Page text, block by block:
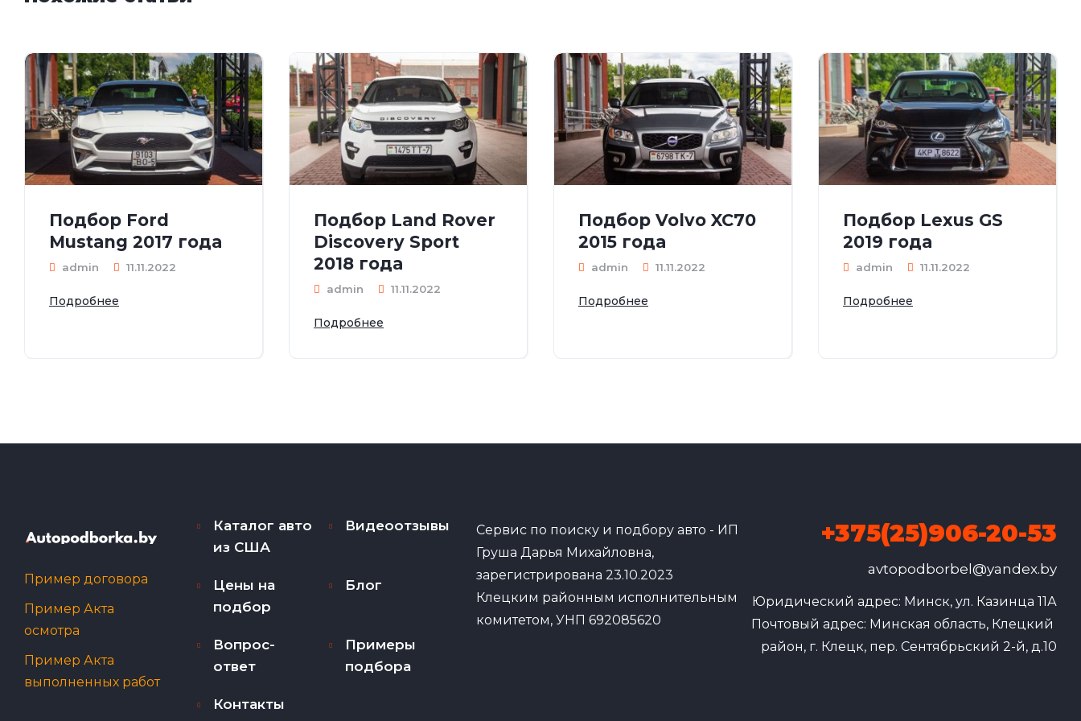
Подбор Ford
Mustang 2017 года
admin 11.11.2022
Подробнее
Подбор Land Rover
Discovery Sport
2018 года
admin 11.11.2022
Подробнее
Подбор Volvo XC70
2015 года
admin 11.11.2022
Подробнее
Подбор Lexus GS
2019 года
admin 11.11.2022
Подробнее
Пример договора
Пример Акта
осмотра
Пример Акта
выполненных работ
Каталог авто
из США
Видеоотзывы
Цены на
подбор
Блог
Вопрос-
ответ
Примеры
подбора
Контакты
Сервис по поиску и подбору авто - ИП
Груша Дарья Михайловна,
зарегистрирована 23.10.2023
Клецким районным исполнительным
комитетом, УНП 692085620
+375(25)906-20-53
avtopodborbel@yandex.by
Юридический адрес: Минск, ул. Казинца 11А
Почтовый адрес: Минская область, Клецкий
район, г. Клецк, пер. Сентябрьский 2-й, д.10